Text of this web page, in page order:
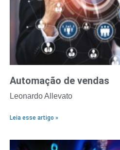
Automação de vendas
Leonardo Allevato
Leia esse artigo »